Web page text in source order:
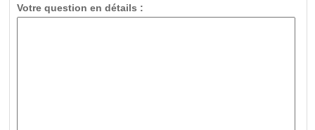
Votre question en détails :